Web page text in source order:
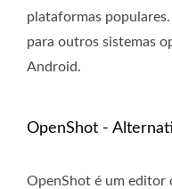
plataformas
para outros sistemas
Android.
OpenShot -
OpenShot é um editor